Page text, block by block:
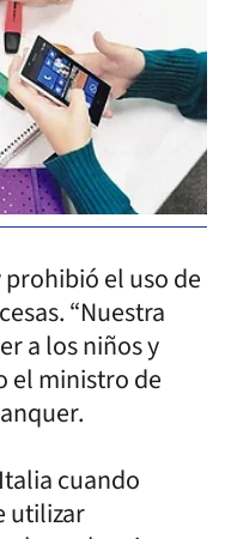
el uso de
“Nuestra
a los niños y
el ministro de
cuando
utilizar